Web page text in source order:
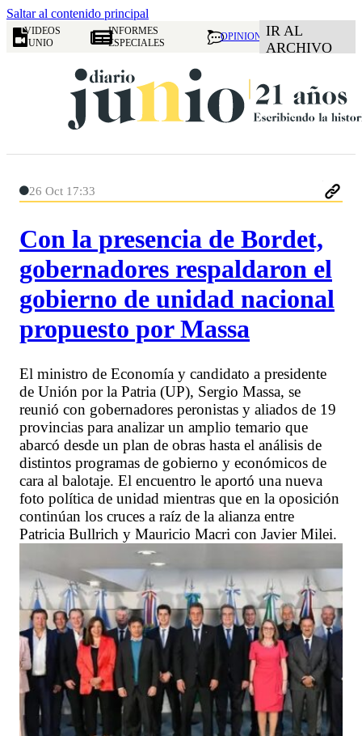
Saltar al contenido principal
VIDEOS
JUNIO
INFORMES
ESPECIALES
OPINION IR AL
ARCHIVO
26 Oct 17:33
Con la presencia de Bordet,
gobernadores respaldaron el
gobierno de unidad nacional
propuesto por Massa
El ministro de Economía y candidato a presidente
de Unión por la Patria (UP), Sergio Massa, se
reunió con gobernadores peronistas y aliados de 19
provincias para analizar un amplio temario que
abarcó desde un plan de obras hasta el análisis de
distintos programas de gobierno y económicos de
cara al balotaje. El encuentro le aportó una nueva
foto política de unidad mientras que en la oposición
continúan los cruces a raíz de la alianza entre
Patricia Bullrich y Mauricio Macri con Javier Milei.